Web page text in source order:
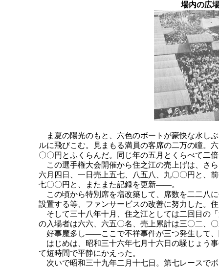
場内の広
ま夏の陽光のもと、六色のボートが豪快な水し
ルに飛びこむ。見まもる満員の客席の二万の瞳。
〇〇円とふくらんだ。同じ年の五月とくらべて二
この選手権大会開催から住之江の売上げは、さ
六月四日、一日売上五七、八五八、九〇〇円と、
七〇〇円と、またまた記録を更新――。
この頃から特別席を増改築して、席数を二二八
設置する等、ファンサービスの改善に努力した。
そして三十八年十月、住之江としては二回目の
の入場者は六六、六五〇名、売上累計は三〇二、
好事魔多し――ここで不祥事件が三つ発生して、
はじめは、昭和三十六年七月十六日の騒じょう
て短時間で平静にかえった。
次いで昭和三十九年二月十七日。第七レースで